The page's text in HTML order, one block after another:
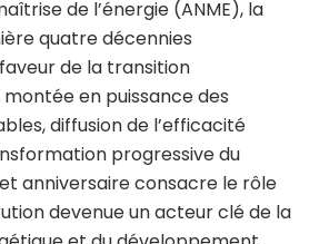
de l’énergie (ANME), la
quatre décennies
de la transition
en puissance des
diffusion de l’efficacité
progressive du
anniversaire consacre le rôle
devenue un acteur clé de la